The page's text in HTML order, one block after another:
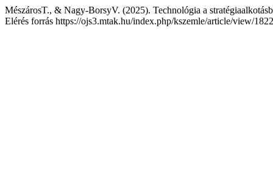
MészárosT., & Nagy-BorsyV. (2025). Technológia a
Elérés forrás https://ojs3.mtak.hu/index.php/kszemle/article/view/